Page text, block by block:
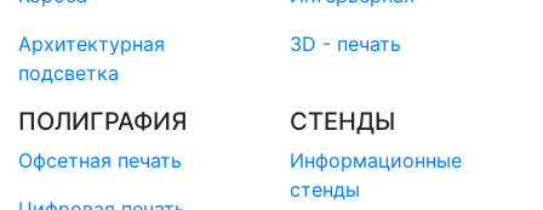
Архитектурная
подсветка
3D - печать
ПОЛИГРАФИЯ
Офсетная печать
СТЕНДЫ
Информационные
стенды